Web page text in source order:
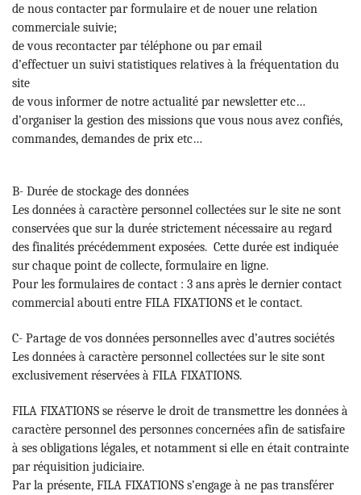
de nous contacter par formulaire et de nouer une relation
commerciale suivie;
de vous recontacter par téléphone ou par email
d’effectuer un suivi statistiques relatives à la fréquentation du
site
de vous informer de notre actualité par newsletter etc…
d’organiser la gestion des missions que vous nous avez confiés,
commandes, demandes de prix etc…
B- Durée de stockage des données
Les données à caractère personnel collectées sur le site ne sont
conservées que sur la durée strictement nécessaire au regard
des finalités précédemment exposées. Cette durée est indiquée
sur chaque point de collecte, formulaire en ligne.
Pour les formulaires de contact : 3 ans après le dernier contact
commercial abouti entre FILA FIXATIONS et le contact.
C- Partage de vos données personnelles avec d’autres sociétés
Les données à caractère personnel collectées sur le site sont
exclusivement réservées à FILA FIXATIONS.
FILA FIXATIONS se réserve le droit de transmettre les données à
caractère personnel des personnes concernées afin de satisfaire
à ses obligations légales, et notamment si elle en était contrainte
par réquisition judiciaire.
Par la présente, FILA FIXATIONS s’engage à ne pas transférer